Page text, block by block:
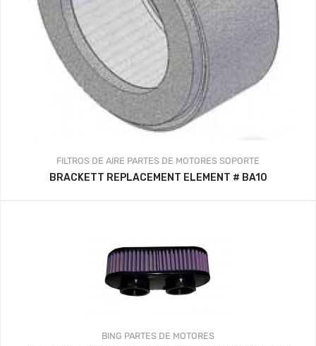
FILTROS DE AIRE PARTES DE MOTORES SOPORTE
BRACKETT REPLACEMENT ELEMENT # BA10
BING PARTES DE MOTORES